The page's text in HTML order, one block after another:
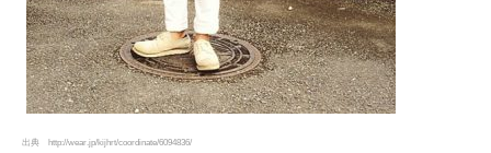
出典 http://wear.jp/kijhrt/coordinate/6094836/